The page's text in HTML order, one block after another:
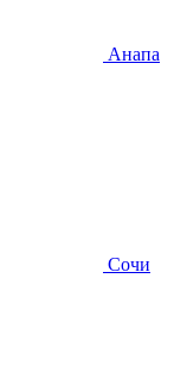
Анапа
Сочи